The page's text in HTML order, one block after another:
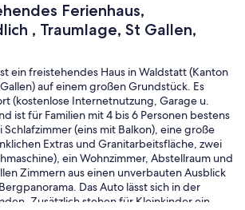
Ferienhaus,
, Traumlage, St Gallen,
ein freistehendes Haus in Waldstatt (Kanton
auf einem großen Grundstück. Es
(kostenlose Internetnutzung, Garage u.
ist für Familien mit 4 bis 6 Personen bestens
(eins mit Balkon), eine große
Extras und Granitarbeitsfläche, zwei
ein Wohnzimmer, Abstellraum und
Zimmern aus einen unverbauten Ausblick
Das Auto lässt sich in der
Zusätzlich stehen für Kleinkinder ein